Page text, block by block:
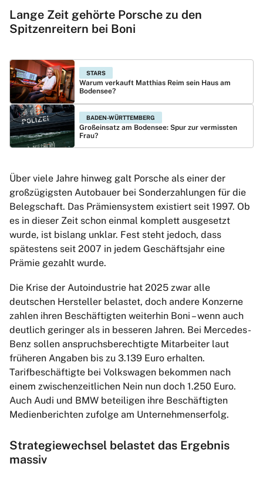
Lange Zeit gehörte Porsche zu den
Spitzenreitern bei Boni
STARS
Warum verkauft Matthias Reim sein Haus am
Bodensee?
BADEN-WÜRTTEMBERG
Großeinsatz am Bodensee: Spur zur vermissten
Frau?
Über viele Jahre hinweg galt Porsche als einer der
großzügigsten Autobauer bei Sonderzahlungen für die
Belegschaft. Das Prämiensystem existiert seit 1997. Ob
es in dieser Zeit schon einmal komplett ausgesetzt
wurde, ist bislang unklar. Fest steht jedoch, dass
spätestens seit 2007 in jedem Geschäftsjahr eine
Prämie gezahlt wurde.
Die Krise der Autoindustrie hat 2025 zwar alle
deutschen Hersteller belastet, doch andere Konzerne
zahlen ihren Beschäftigten weiterhin Boni – wenn auch
deutlich geringer als in besseren Jahren. Bei Mercedes-
Benz sollen anspruchsberechtigte Mitarbeiter laut
früheren Angaben bis zu 3.139 Euro erhalten.
Tarifbeschäftigte bei Volkswagen bekommen nach
einem zwischenzeitlichen Nein nun doch 1.250 Euro.
Auch Audi und BMW beteiligen ihre Beschäftigten
Medienberichten zufolge am Unternehmenserfolg.
Strategiewechsel belastet das Ergebnis
massiv